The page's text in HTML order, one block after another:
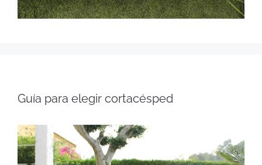
Guía para elegir cortacésped